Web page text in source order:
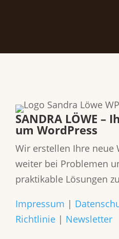
SANDRA LÖWE –
um WordPress
Wir erstellen Ihre neue
weiter bei Problemen
praktikable Lösungen
Impressum |
Richtlinie | Newsletter